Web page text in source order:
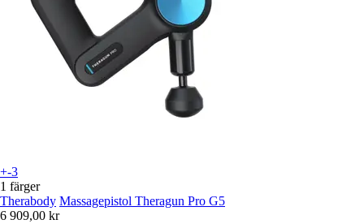
+-3
1 färger
Therabody Massagepistol Theragun Pro G5
6 909,00 kr